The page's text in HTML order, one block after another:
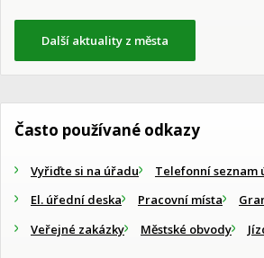
Další aktuality z města
Často používané odkazy
Vyřiďte si na úřadu
Telefonní seznam
El. úřední deska
Pracovní místa
Veřejné zakázky
Městské obvody